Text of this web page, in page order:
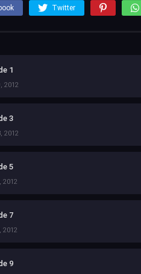
Twitter
1
2012
3
2012
5
2012
7
2012
9